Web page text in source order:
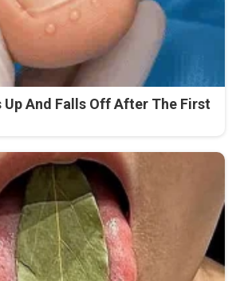
Up And Falls Off After The First